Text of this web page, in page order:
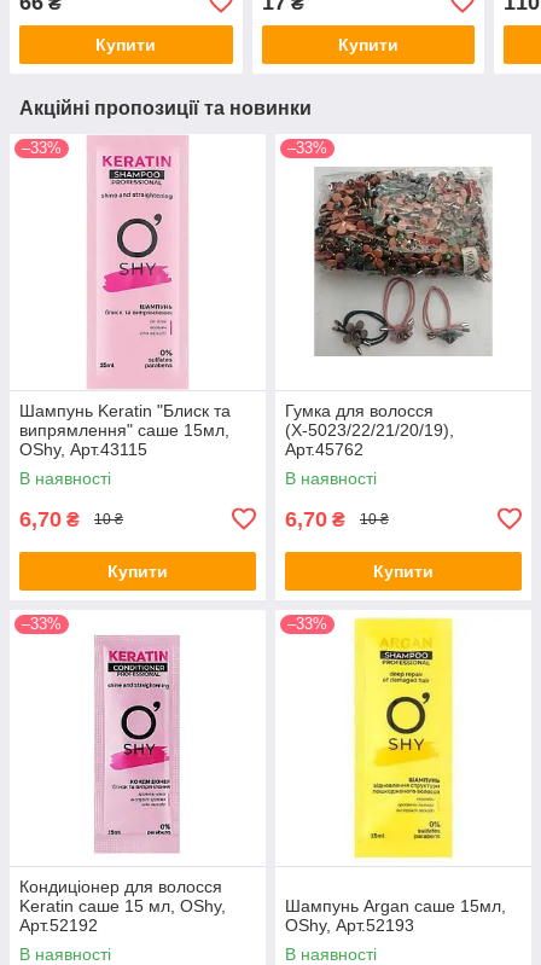
Купити Купити
Акційні пропозиції та новинки
–33%
Шампунь Keratin "Блиск та
випрямлення" саше 15мл,
OShy, Арт.43115
В наявності
6,70 ₴ 10 ₴
Купити
–33%
Гумка для волосся
(Х-5023/22/21/20/19),
Арт.45762
В наявності
6,70 ₴ 10 ₴
Купити
–33%
Кондиціонер для волосся
Keratin саше 15 мл, OShy,
Арт.52192
В наявності
–33%
Шампунь Argan саше 15мл,
OShy, Арт.52193
В наявності